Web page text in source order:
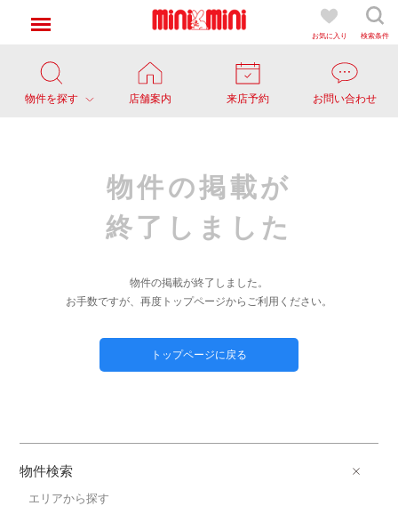
お気に入り 検索条件
物件を探す 店舗案内 来店予約 お問い合わせ
物件の掲載が
終了しました
物件の掲載が終了しました。
お手数ですが、再度トップページからご利用ください。
トップページに戻る
物件検索
エリアから探す